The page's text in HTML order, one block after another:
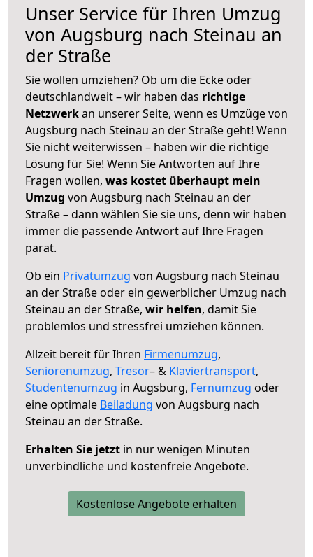
Unser Service für Ihren Umzug
von Augsburg nach Steinau an
der Straße
Sie wollen umziehen? Ob um die Ecke oder
deutschlandweit – wir haben das richtige
Netzwerkan unserer Seite, wenn es Umzüge von
Augsburg nach Steinau an der Straße geht! Wenn
Sie nicht weiterwissen – haben wir die richtige
Lösung für Sie! Wenn Sie Antworten auf Ihre
Fragen wollen, was kostet überhaupt mein
Umzug von Augsburg nach Steinau an der
Straße – dann wählen Sie sie uns, denn wir haben
immer die passende Antwort auf Ihre Fragen
parat.
Ob ein Privatumzug von Augsburg nach Steinau
an der Straße oder ein gewerblicher Umzug nach
Steinau an der Straße, wir helfen, damit Sie
problemlos und stressfrei umziehen können.
Allzeit bereit für Ihren Firmenumzug,
Seniorenumzug, Tresor– & Klaviertransport,
Studentenumzug in Augsburg, Fernumzug oder
eine optimale Beiladung von Augsburg nach
Steinau an der Straße.
Erhalten Sie jetzt in nur wenigen Minuten
unverbindliche und kostenfreie Angebote.
Kostenlose Angebote erhalten